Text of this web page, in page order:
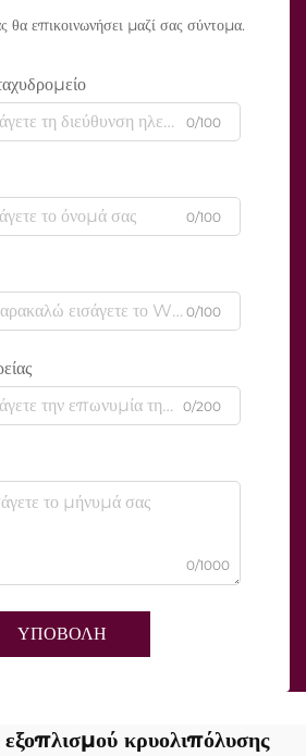
επικοινωνήσει μαζί σας σύντομα.
0/100
0/100
0/100
0/200
0/1000
ΥΠΟΒΟΛΗ
κρυολιπόλυσης